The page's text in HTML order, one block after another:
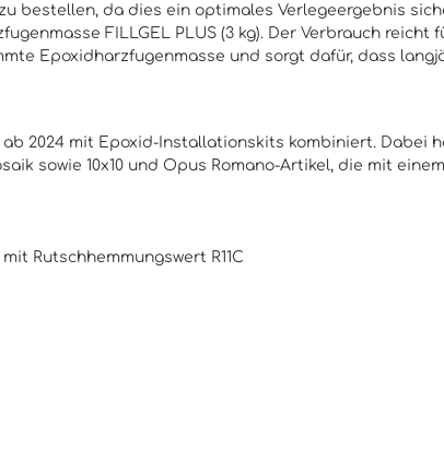
bestellen, da dies ein optimales Verlegeergebnis
FILLGEL PLUS (3 kg). Der Verbrauch
Epoxidharzfugenmasse und sorgt dafür, dass
2024 mit Epoxid-Installationskits kombiniert. Dabei
sowie 10x10 und Opus Romano-Artikel, die mit
Rutschhemmungswert R11C